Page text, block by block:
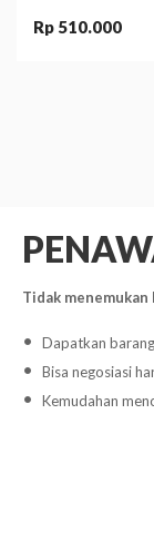
Rp 510.000
Tidak
Dapatkan
Bisa negosiasi
Kemudahan